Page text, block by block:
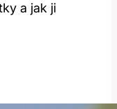
a jak ji